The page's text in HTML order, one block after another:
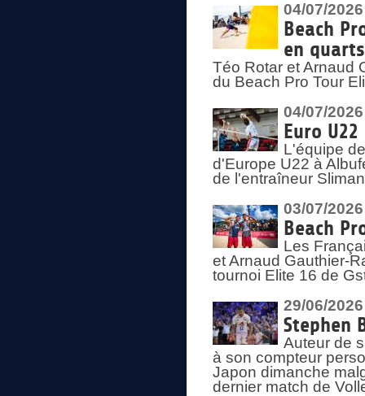
04/07/2026
Beach
en quarts
Téo Rotar et Arnaud
du Beach Pro Tour
04/07/2026
Euro
L'équipe
d'Europe U22 à
de l'entraîneur
03/07/2026
Beach
Les
et Arnaud Gauthier-
tournoi Elite 16 de
29/06/2026
Stephen
Auteur de
à son compteur
Japon dimanche
dernier match de